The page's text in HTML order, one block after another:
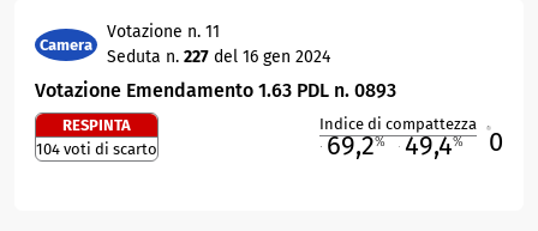
Camera
Votazione n. 11
Seduta n. 227 del 16 gen 2024
Votazione Emendamento 1.63 PDL n. 0893
RESPINTA
104 voti di scarto
Indice di compattezza
69,2% 49,4% 0